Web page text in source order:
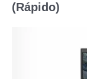
(Rápido)